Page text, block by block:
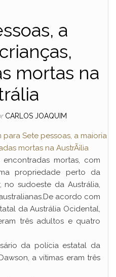
a
mortas na
CARLOS JOAQUIM
mortas, com
propriedade perto da
no sudoeste da Austrália,
acordo com
da Austrália Ocidental,
três adultos e quatro
da polícia estatal da
a vítimas eram três